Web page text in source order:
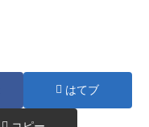
はてブ